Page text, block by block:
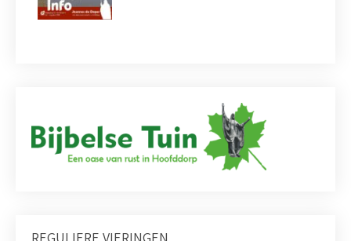
REGULIERE VIERINGEN